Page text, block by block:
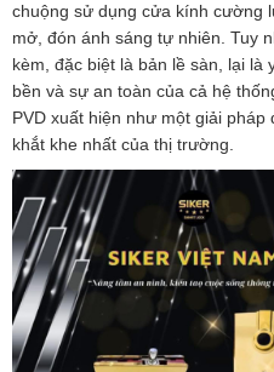
chuộng sử dụng cửa kính cường
mở, đón ánh sáng tự nhiên. Tuy
kèm, đặc biệt là bản lề sàn, lại là
bền và sự an toàn của cả hệ
PVD xuất hiện như một giải
khắt khe nhất của thị trường.